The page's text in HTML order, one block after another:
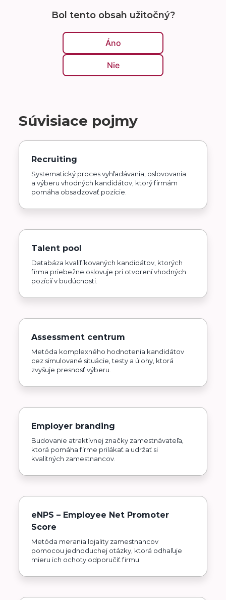
Bol tento obsah užitočný?
Áno
Nie
Súvisiace pojmy
Recruiting
Systematický proces vyhľadávania, oslovovania
a výberu vhodných kandidátov, ktorý firmám
pomáha obsadzovať pozície.
Talent pool
Databáza kvalifikovaných kandidátov, ktorých
firma priebežne oslovuje pri otvorení vhodných
pozícií v budúcnosti.
Assessment centrum
Metóda komplexného hodnotenia kandidátov
cez simulované situácie, testy a úlohy, ktorá
zvyšuje presnosť výberu.
Employer branding
Budovanie atraktívnej značky zamestnávateľa,
ktorá pomáha firme prilákať a udržať si
kvalitných zamestnancov.
eNPS – Employee Net Promoter
Score
Metóda merania lojality zamestnancov
pomocou jednoduchej otázky, ktorá odhaľuje
mieru ich ochoty odporučiť firmu.